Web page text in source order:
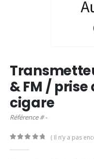
& FM /
cigare
Référence # -
( Il n’y a pas